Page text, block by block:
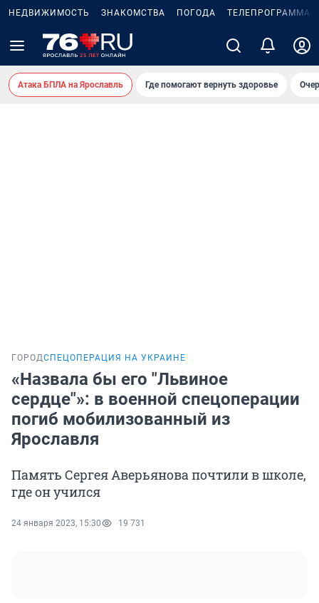
НЕДВИЖИМОСТЬ ЗНАКОМСТВА ПОГОДА ТЕЛЕПРОГРАММА
Атака БПЛА на Ярославль Где помогают вернуть здоровье
ГОРОДСПЕЦОПЕРАЦИЯ НА УКРАИНЕ
«Назвала бы его "Львиное
сердце"»: в военной спецоперации
погиб мобилизованный из
Ярославля
Память Сергея Аверьянова почтили в школе,
где он учился
24 января 2023, 15:30 19 731